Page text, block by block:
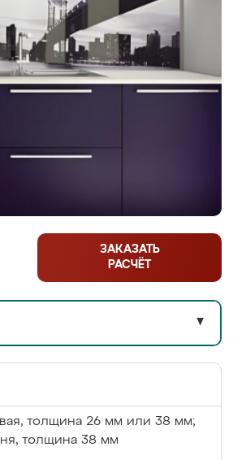
ЗАКАЗАТЬ
РАСЧЁТ
▼
толщина 26 мм или 38 мм;
толщина 38 мм